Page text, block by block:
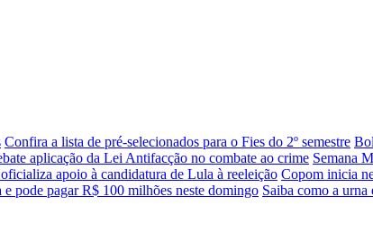
Confira a lista de pré-selecionados para o Fies do 2º semestre
aplicação da Lei Antifacção no combate ao crime Semana
apoio à candidatura de Lula à reeleição Copom inicia
e pode pagar R$ 100 milhões neste domingo Saiba como a